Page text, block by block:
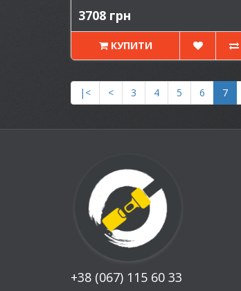
3708 грн
КУПИТИ
|< < 3 4 5 6 7
+38 (067) 115 60 33